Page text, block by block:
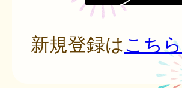
新規登録はこちら